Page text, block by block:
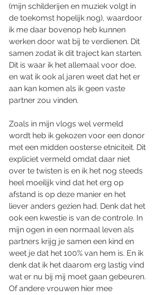
(mijn schilderijen en muziek volgt in
de toekomst hopelijk nog), waardoor
ik me daar bovenop heb kunnen
werken door wat bij te verdienen. Dit
samen zodat ik dit traject kan starten.
Dit is waar ik het allemaal voor doe,
en wat ik ook al jaren weet dat het er
aan kan komen als ik geen vaste
partner zou vinden.
Zoals in mijn vlogs wel vermeld
wordt heb ik gekozen voor een donor
met een midden oosterse etniciteit. Dit
expliciet vermeld omdat daar niet
over te twisten is en ik het nog steeds
heel moeilijk vind dat het erg op
afstand is op deze manier en het
liever anders gezien had. Denk dat het
ook een kwestie is van de controle. In
mijn ogen in een normaal leven als
partners krijg je samen een kind en
weet je dat het 100% van hem is. En ik
denk dat ik het daarom erg lastig vind
wat er nu bij mij moet gaan gebeuren.
Of andere vrouwen hier mee